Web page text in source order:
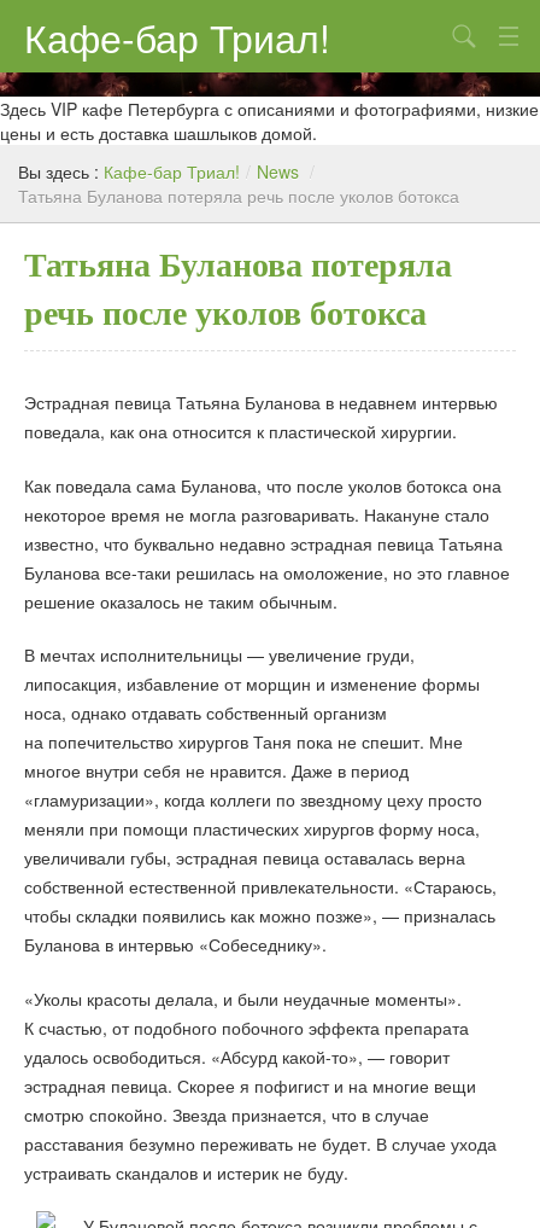
Кафе-бар Триал!
О нас
Меню
Контакты
Поиск
Здесь VIP кафе Петербурга с описаниями и фотографиями, низкие
цены и есть доставка шашлыков домой.
Вы здесь : Кафе-бар Триал! / News /
Татьяна Буланова потеряла речь после уколов ботокса
Татьяна Буланова потеряла
речь после уколов ботокса
Эстрадная певица Татьяна Буланова в недавнем интервью
поведала, как она относится к пластической хирургии.
Как поведала сама Буланова, что после уколов ботокса она
некоторое время не могла разговаривать. Накануне стало
известно, что буквально недавно эстрадная певица Татьяна
Буланова все-таки решилась на омоложение, но это главное
решение оказалось не таким обычным.
В мечтах исполнительницы — увеличение груди,
липосакция, избавление от морщин и изменение формы
носа, однако отдавать собственный организм
на попечительство хирургов Таня пока не спешит. Мне
многое внутри себя не нравится. Даже в период
«гламуризации», когда коллеги по звездному цеху просто
меняли при помощи пластических хирургов форму носа,
увеличивали губы, эстрадная певица оставалась верна
собственной естественной привлекательности. «Стараюсь,
чтобы складки появились как можно позже», — призналась
Буланова в интервью «Собеседнику».
«Уколы красоты делала, и были неудачные моменты».
К счастью, от подобного побочного эффекта препарата
удалось освободиться. «Абсурд какой-то», — говорит
эстрадная певица. Скорее я пофигист и на многие вещи
смотрю спокойно. Звезда признается, что в случае
расставания безумно переживать не будет. В случае ухода
устраивать скандалов и истерик не буду.